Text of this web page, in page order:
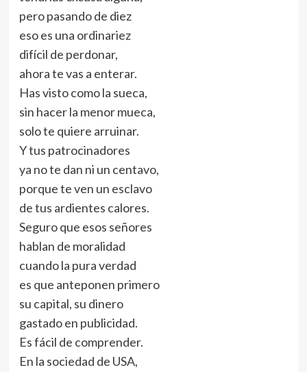
pero pasando de diez
eso es una ordinariez
difícil de perdonar,
ahora te vas a enterar.
Has visto como la sueca,
sin hacer la menor mueca,
solo te quiere arruinar.
Y tus patrocinadores
ya no te dan ni un centavo,
porque te ven un esclavo
de tus ardientes calores.
Seguro que esos señores
hablan de moralidad
cuando la pura verdad
es que anteponen primero
su capital, su dinero
gastado en publicidad.
Es fácil de comprender.
En la sociedad de USA,